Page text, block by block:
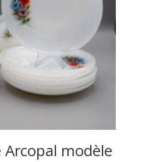
Arcopal modèle